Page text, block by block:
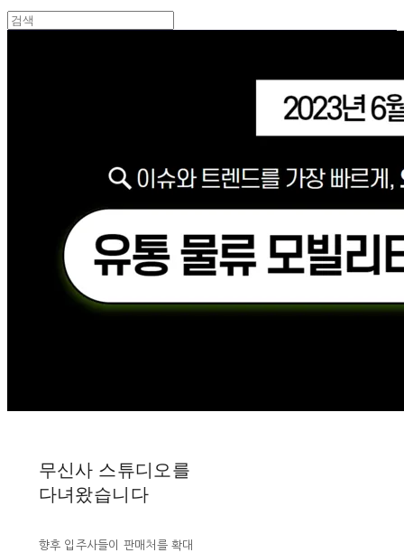
무신사 스튜디오를
다녀왔습니다
향후 입주사들이 판매처를 확대